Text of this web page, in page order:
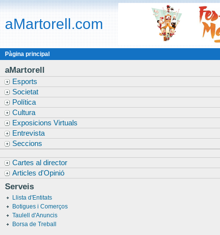
aMartorell.com
Pàgina principal
aMartorell
Esports
Societat
Política
Cultura
Exposicions Virtuals
Entrevista
Seccions
Cartes al director
Articles d'Opinió
Serveis
Llista d'Entitats
Botigues i Comerços
Taulell d'Anuncis
Borsa de Treball